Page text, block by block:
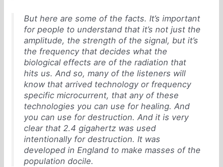
But here are some of the facts. It’s important
for people to understand that it’s not just the
amplitude, the strength of the signal, but it’s
the frequency that decides what the
biological effects are of the radiation that
hits us. And so, many of the listeners will
know that arrived technology or frequency
specific microcurrent, that any of these
technologies you can use for healing. And
you can use for destruction. And it is very
clear that 2.4 gigahertz was used
intentionally for destruction. It was
developed in England to make masses of the
population docile.